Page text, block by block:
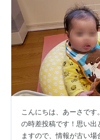
こんにちは、あーさで
の時差投稿です！思い出
ますので、情報が古い